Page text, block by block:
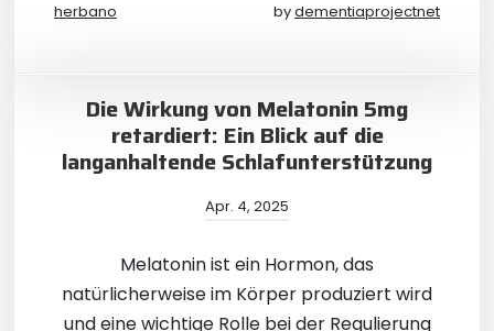
herbano bydementiaprojectnet
Die Wirkung von Melatonin 5mg
retardiert: Ein Blick auf die
langanhaltende Schlafunterstützung
Apr. 4, 2025
Melatonin ist ein Hormon, das
natürlicherweise im Körper produziert wird
und eine wichtige Rolle bei der Regulierung